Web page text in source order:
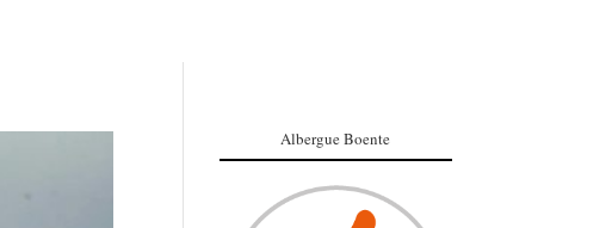
Albergue Boente